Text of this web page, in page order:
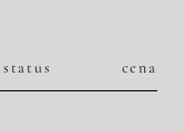
status cena